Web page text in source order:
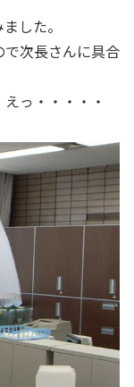
した。
次長さんに具合
っ・・・・・